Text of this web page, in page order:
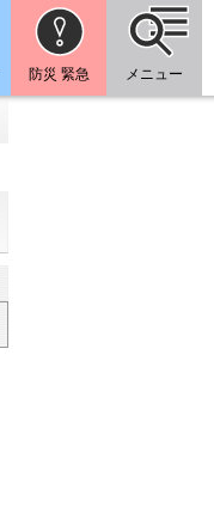
防災 緊急 メニュー